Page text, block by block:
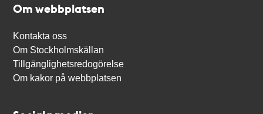
Om webbplatsen
Kontakta oss
Om Stockholmskällan
Tillgänglighetsredogörelse
Om kakor på webbplatsen